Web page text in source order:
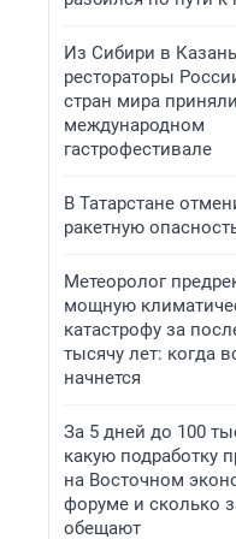
Из Сибири в
рестораторы
стран мира
международном
гастрофестивале
В Татарстане
ракетную
Метеоролог
мощную
катастрофу за
тысячу лет: когда
начнется
За 5 дней до 100
какую подработку
на Восточном
форуме и сколько
обещают